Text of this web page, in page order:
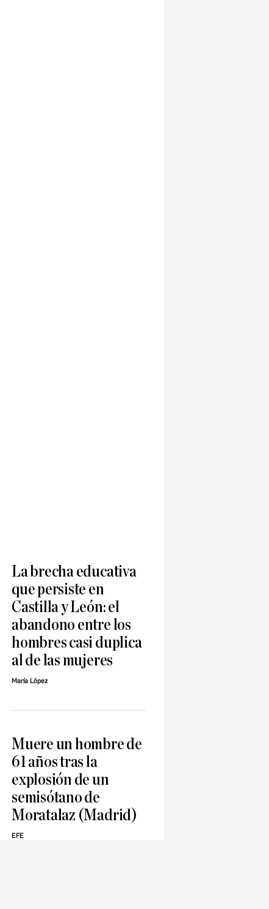
La brecha educativa
que persiste en
Castilla y León: el
abandono entre los
hombres casi duplica
al de las mujeres
María López
Muere un hombre de
61 años tras la
explosión de un
semisótano de
Moratalaz (Madrid)
EFE